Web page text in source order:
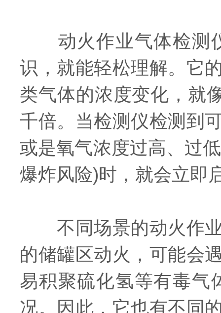
动火作业气体检测仪
识，就能轻松理解。它
类气体的浓度变化，就
千倍。当检测仪检测到
或是氧气浓度过高、过
爆炸风险)时，就会立即
不同场景的动火作业
的储罐区动火，可能会
易积聚硫化氢等有毒气
况。因此，它也有不同